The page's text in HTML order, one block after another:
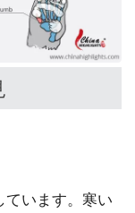
います。寒い